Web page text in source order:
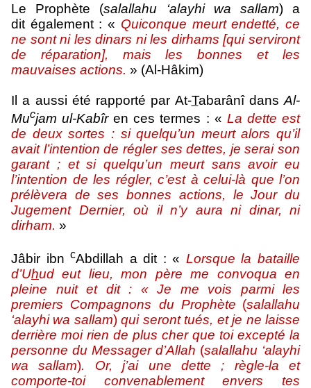
Le Prophète (salallahu ‘alayhi wa sallam) a
dit également : « Quiconque meurt endetté, ce
ne sont ni les dinars ni les dirhams [qui serviront
de réparation], mais les bonnes et les
mauvaises actions. » (Al-Hâkim)
Il a aussi été rapporté par At-Tabarânî dans Al-
Mucjam ul-Kabîren ces termes : « La dette est
de deux sortes : si quelqu’un meurt alors qu’il
avait l’intention de régler ses dettes, je serai son
garant ; et si quelqu’un meurt sans avoir eu
l’intention de les régler, c’est à celui-là que l’on
prélèvera de ses bonnes actions, le Jour du
Jugement Dernier, où il n’y aura ni dinar, ni
dirham. »
Jâbir ibncAbdillah a dit : « Lorsque la bataille
d’Uhud eut lieu, mon père me convoqua en
pleine nuit et dit : « Je me vois parmi les
premiers Compagnons du Prophète (salallahu
‘alayhi wa sallam)qui seront tués, et je ne laisse
derrière moi rien de plus cher que toi excepté la
personne du Messager d’Allah (salallahu ‘alayhi
wa sallam). Or, j’ai une dette ; règle-la et
comporte-toi convenablement envers tes